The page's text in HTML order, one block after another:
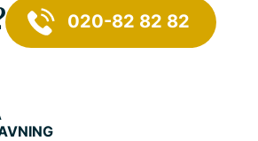
020-82 82 82